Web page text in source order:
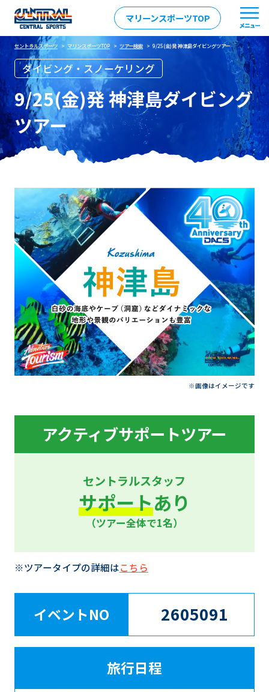
マリーンスポーツTOP
セントラルスポーツ> マリンスポーツTOP> ツアー検索> 9/25(金)発 神津島ダイビングツアー
ダイビング・スノーケリング
9/25(金)発 神津島ダイビング
ツアー
※画像はイメージです
アクティブサポートツアー
セントラルスタッフ
サポートあり
（ツアー全体で1名）
※ツアータイプの詳細はこちら
イベントNO 2605091
旅行日程